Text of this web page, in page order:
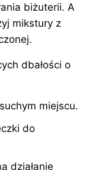
biżuterii. A
mikstury z
dbałości o
miejscu.
do
działanie